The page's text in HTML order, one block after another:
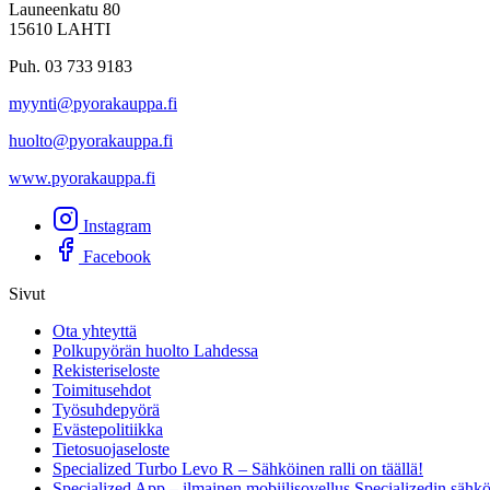
Launeenkatu 80
15610 LAHTI
Puh. 03 733 9183
myynti@pyorakauppa.fi
huolto@pyorakauppa.fi
www.pyorakauppa.fi
Instagram
Facebook
Sivut
Ota yhteyttä
Polkupyörän huolto Lahdessa
Rekisteriseloste
Toimitusehdot
Työsuhdepyörä
Evästepolitiikka
Tietosuojaseloste
Specialized Turbo Levo R – Sähköinen ralli on täällä!